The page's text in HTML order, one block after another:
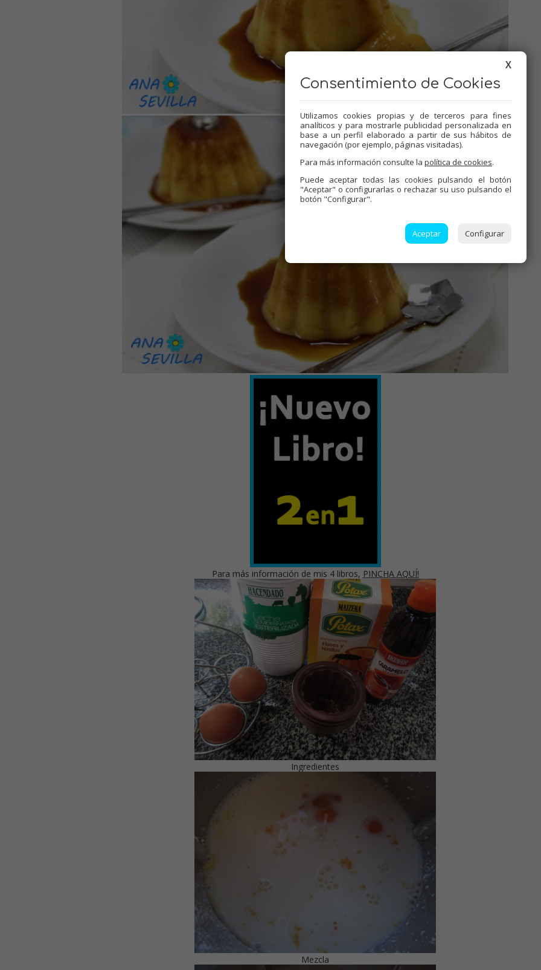
Para más información de mis 4 libros, PINCHA AQUÍ!
Ingredientes
Mezcla
X
Consentimiento de Cookies
Utilizamos cookies propias y de terceros para fines
analíticos y para mostrarle publicidad personalizada en
base a un perfil elaborado a partir de sus hábitos de
navegación (por ejemplo, páginas visitadas).
Para más información consulte la política de cookies.
Puede aceptar todas las cookies pulsando el botón
"Aceptar" o configurarlas o rechazar su uso pulsando el
botón "Configurar".
Aceptar Configurar